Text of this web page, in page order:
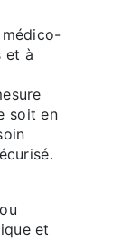
et à
soit en
et